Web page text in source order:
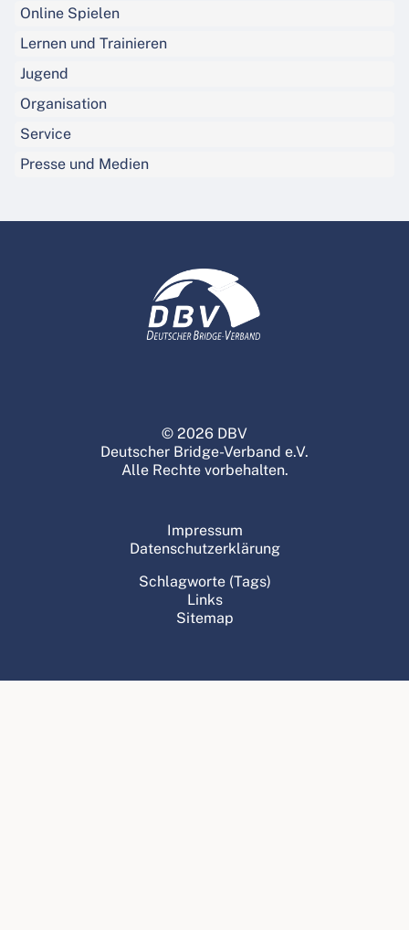
Online Spielen
Lernen und Trainieren
Jugend
Organisation
Service
Presse und Medien
© 2026 DBV
Deutscher Bridge-Verband e.V.
Alle Rechte vorbehalten.
Impressum
Datenschutzerklärung
Schlagworte (Tags)
Links
Sitemap